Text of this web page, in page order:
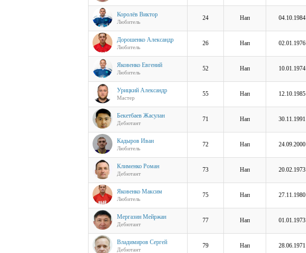
Королёв Виктор
Любитель
24 Нап 04.10.1984
Дорошенко Александр
Любитель
26 Нап 02.01.1976
Яковенко Евгений
Любитель
52 Нап 10.01.1974
Урицкий Александр
Мастер
55 Нап 12.10.1985
Бекетбаев Жасулан
Дебютант
71 Нап 30.11.1991
Кадыров Иван
Любитель
72 Нап 24.09.2000
Клименко Роман
Дебютант
73 Нап 20.02.1973
Яковенко Максим
Любитель
75 Нап 27.11.1980
Мергазин Мейржан
Дебютант
77 Нап 01.01.1973
Владимиров Сергей
Дебютант
79 Нап 28.06.1971